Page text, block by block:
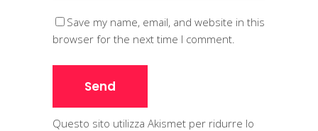
Save my name, email, and website in this
browser for the next time I comment.
Questo sito utilizza Akismet per ridurre lo